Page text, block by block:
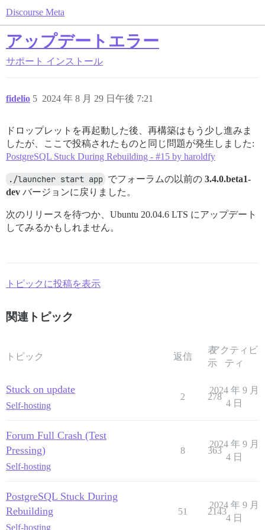
Discourse Meta
アップデートエラー
サポート インストール
fidelio 2024 年 8 月 29 日午後 7:21
5
ドロップレットを再起動した後、再構築はもう少し進みま
したが、ここで投稿されたものと同じ問題が発生しました:
PostgreSQL Stuck During Rebuilding - #15 by haroldfy
./launcher start app でフォーラムの以前の 3.4.0.beta1-
dev バージョンに戻りました。
次のリリースを待つか、Ubuntu 20.04.6 LTS にアップデート
してみるかもしれません。
トピックに投稿を表示
関連トピック
トピック 返信
表
示
アクティビ
ティ
Stuck on update
Self-hosting
2 278
2024 年 9 月
4 日
Forum Full Crash (Test
Pressing)
Self-hosting
8 363
2024 年 9 月
4 日
PostgreSQL Stuck During
Rebuilding
Self-hosting
51 2143
2024 年 9 月
4 日